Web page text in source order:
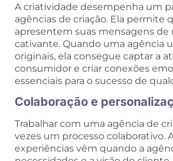
A criatividade desempenha um
agências de criação. Ela permite
apresentem suas mensagens de
cativante. Quando uma agência
originais, ela consegue captar a
consumidor e criar conexões
essenciais para o sucesso de
Colaboração e
Trabalhar com uma agência de
vezes um processo colaborativo.
experiências vêm quando a